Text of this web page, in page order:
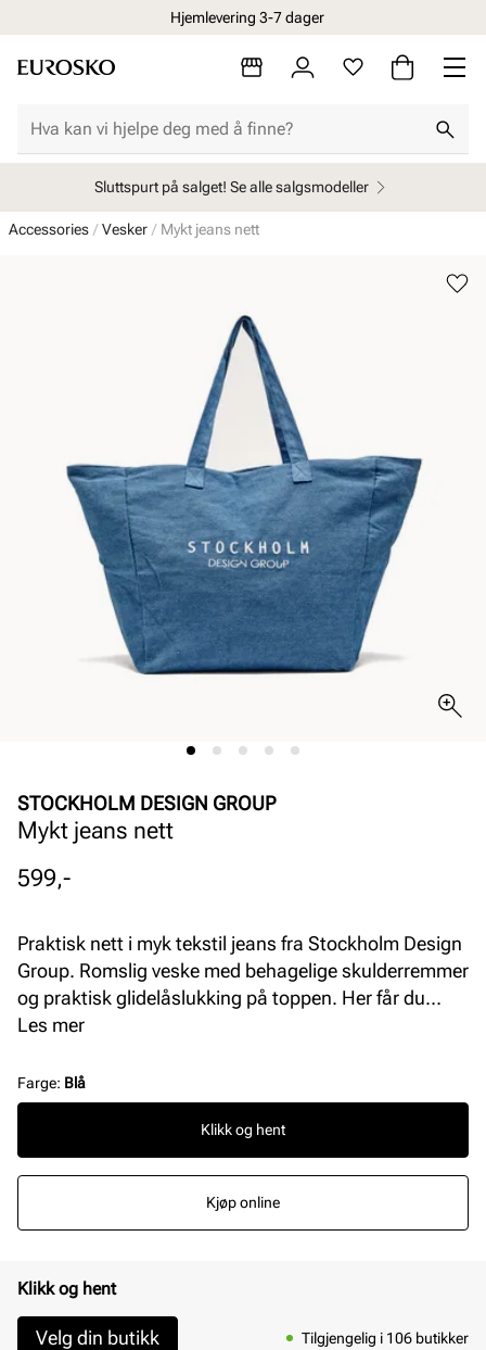
Hjemlevering 3-7 dager
Sluttspurt på salget! Se alle salgsmodeller
Accessories Vesker Mykt jeans nett
STOCKHOLM DESIGN GROUP
Mykt jeans nett
Pris
599,-
Praktisk nett i myk tekstil jeans fra Stockholm Design
Group. Romslig veske med behagelige skulderremmer
og praktisk glidelåslukking på toppen. Her får du
plass til det meste, perfekt hverdagsfavoritt! L = 34
Les mer
Farge: Blå
Klikk og hent
Kjøp online
Klikk og hent
Velg din butikk Tilgjengelig i 106 butikker